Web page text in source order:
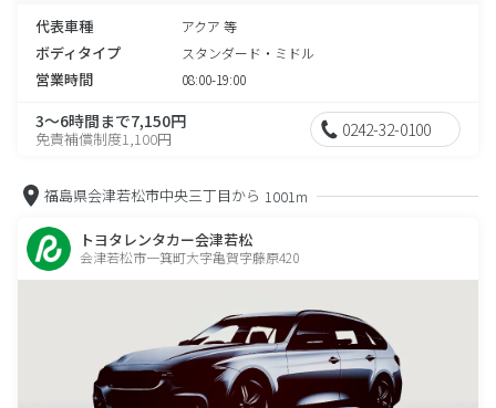
代表車種 アクア 等
ボディタイプ スタンダード・ミドル
営業時間 08:00-19:00
3～6時間まで7,150円
免責補償制度1,100円 0242-32-0100
福島県会津若松市中央三丁目から 1001m
トヨタレンタカー会津若松
会津若松市一箕町大字亀賀字藤原420